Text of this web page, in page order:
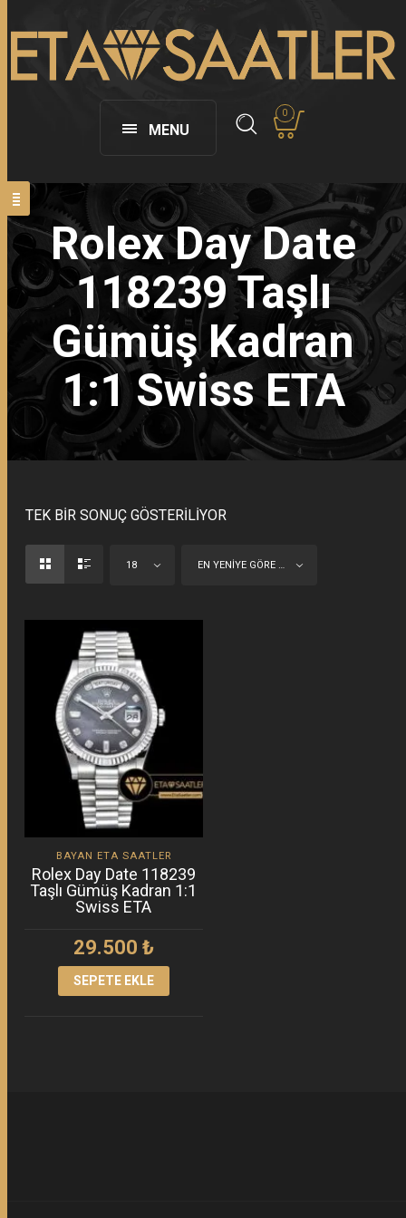
MENU
0
Rolex Day Date
118239 Taşlı
Gümüş Kadran
1:1 Swiss ETA
TEK BIR SONUÇ GÖSTERILIYOR
18 EN YENIYE GÖRE SIRALA
BAYAN ETA SAATLER
Rolex Day Date 118239
Taşlı Gümüş Kadran 1:1
Swiss ETA
29.500 ₺
SEPETE EKLE